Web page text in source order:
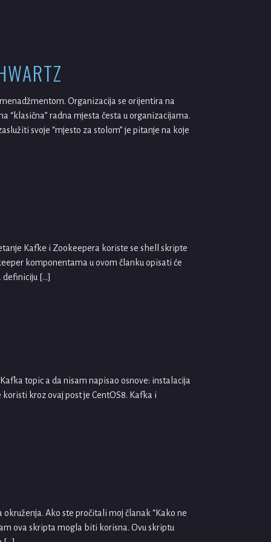
Organizacija se orijentira na
radna mjesta česta u organizacijama.
svoje “mjesto za stolom” je pitanje na koje
Kafke i Zookeepera koriste se shell skripte
komponentama u ovom članku opisati će
definiciju […]
topic a da nisam napisao osnove: instalacija
kroz ovaj post je CentOS8. Kafka i
Ako ste pročitali moj članak “Kako ne
ova skripta mogla biti korisna. Ovu skriptu